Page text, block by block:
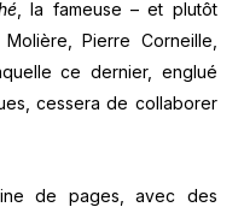
, la fameuse – et plutôt
Pierre Corneille,
ce dernier, englué
cessera de collaborer
de pages, avec des